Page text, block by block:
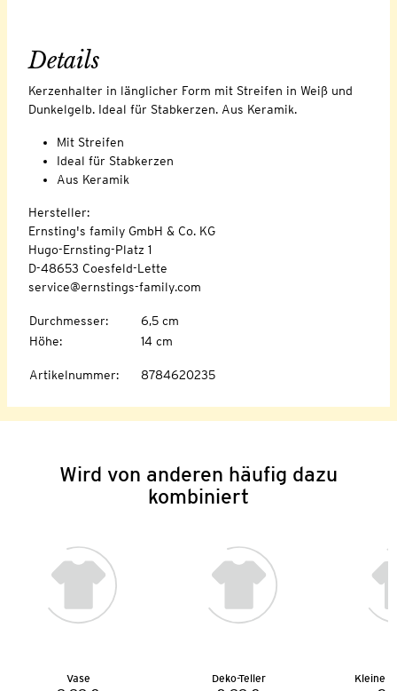
Details
Kerzenhalter in länglicher Form mit Streifen in Weiß und
Dunkelgelb. Ideal für Stabkerzen. Aus Keramik.
Mit Streifen
Ideal für Stabkerzen
Aus Keramik
Hersteller:
Ernsting's family GmbH & Co. KG
Hugo-Ernsting-Platz 1
D-48653 Coesfeld-Lette
service@ernstings-family.com
Durchmesser:
6,5 cm
Höhe: 14 cm
Artikelnummer: 8784620235
Wird von anderen häufig dazu
kombiniert
Vase Deko-Teller Kleine